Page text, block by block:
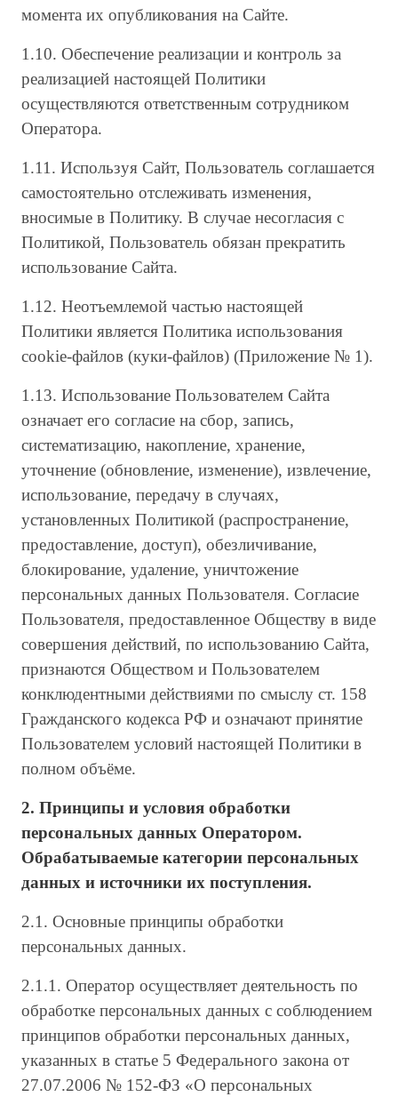
момента их опубликования на Сайте.
1.10. Обеспечение реализации и контроль за
реализацией настоящей Политики
осуществляются ответственным сотрудником
Оператора.
1.11. Используя Сайт, Пользователь соглашается
самостоятельно отслеживать изменения,
вносимые в Политику. В случае несогласия с
Политикой, Пользователь обязан прекратить
использование Сайта.
1.12. Неотъемлемой частью настоящей
Политики является Политика использования
cookie-файлов (куки-файлов) (Приложение № 1).
1.13. Использование Пользователем Сайта
означает его согласие на сбор, запись,
систематизацию, накопление, хранение,
уточнение (обновление, изменение), извлечение,
использование, передачу в случаях,
установленных Политикой (распространение,
предоставление, доступ), обезличивание,
блокирование, удаление, уничтожение
персональных данных Пользователя. Согласие
Пользователя, предоставленное Обществу в виде
совершения действий, по использованию Сайта,
признаются Обществом и Пользователем
конклюдентными действиями по смыслу ст. 158
Гражданского кодекса РФ и означают принятие
Пользователем условий настоящей Политики в
полном объёме.
2. Принципы и условия обработки
персональных данных Оператором.
Обрабатываемые категории персональных
данных и источники их поступления.
2.1. Основные принципы обработки
персональных данных.
2.1.1. Оператор осуществляет деятельность по
обработке персональных данных с соблюдением
принципов обработки персональных данных,
указанных в статье 5 Федерального закона от
27.07.2006 № 152-ФЗ «О персональных